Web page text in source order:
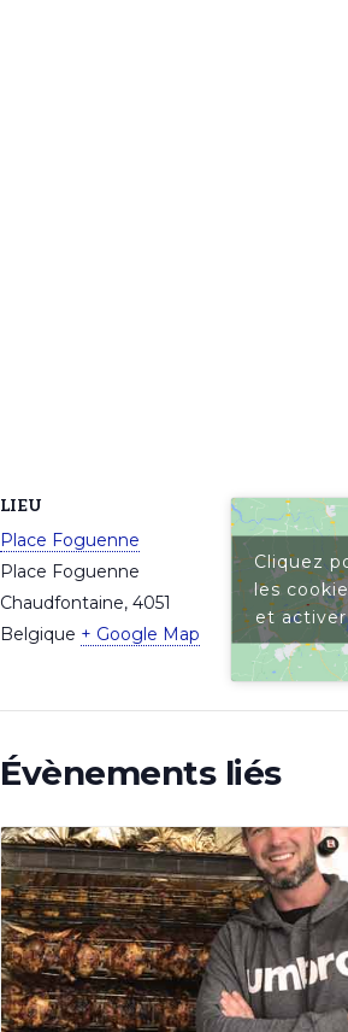
LIEU
Place Foguenne
Place Foguenne
Chaudfontaine, 4051
Belgique + Google Map
Cliquez
les
et
Évènements liés